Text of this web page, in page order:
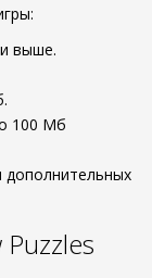
выше.
100 Мб
дополнительных